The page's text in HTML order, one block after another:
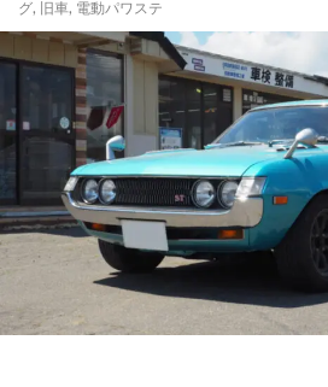
グ, 旧車, 電動パワステ